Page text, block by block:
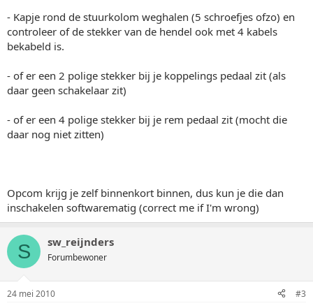
- Kapje rond de stuurkolom weghalen (5 schroefjes ofzo) en
controleer of de stekker van de hendel ook met 4 kabels
bekabeld is.
- of er een 2 polige stekker bij je koppelings pedaal zit (als
daar geen schakelaar zit)
- of er een 4 polige stekker bij je rem pedaal zit (mocht die
daar nog niet zitten)
Opcom krijg je zelf binnenkort binnen, dus kun je die dan
inschakelen softwarematig (correct me if I'm wrong)
S sw_reijnders
Forumbewoner
24 mei 2010 #3